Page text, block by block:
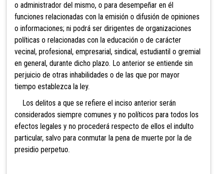
o administrador del mismo, o para desempeñar en él
funciones relacionadas con la emisión o difusión de opiniones
o informaciones; ni podrá ser dirigentes de organizaciones
políticas o relacionadas con la educación o de carácter
vecinal, profesional, empresarial, sindical, estudiantil o gremial
en general, durante dicho plazo. Lo anterior se entiende sin
perjuicio de otras inhabilidades o de las que por mayor
tiempo establezca la ley.
Los delitos a que se refiere el inciso anterior serán
considerados siempre comunes y no políticos para todos los
efectos legales y no procederá respecto de ellos el indulto
particular, salvo para conmutar la pena de muerte por la de
presidio perpetuo.